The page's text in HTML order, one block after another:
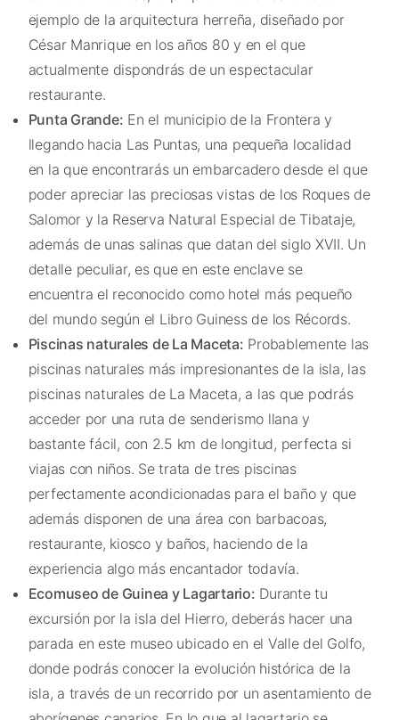
ejemplo de la arquitectura herreña, diseñado por
César Manrique en los años 80 y en el que
actualmente dispondrás de un espectacular
restaurante.
Punta Grande: En el municipio de la Frontera y
llegando hacia Las Puntas, una pequeña localidad
en la que encontrarás un embarcadero desde el que
poder apreciar las preciosas vistas de los Roques de
Salomor y la Reserva Natural Especial de Tibataje,
además de unas salinas que datan del siglo XVII. Un
detalle peculiar, es que en este enclave se
encuentra el reconocido como hotel más pequeño
del mundo según el Libro Guiness de los Récords.
Piscinas naturales de La Maceta: Probablemente las
piscinas naturales más impresionantes de la isla, las
piscinas naturales de La Maceta, a las que podrás
acceder por una ruta de senderismo llana y
bastante fácil, con 2.5 km de longitud, perfecta si
viajas con niños. Se trata de tres piscinas
perfectamente acondicionadas para el baño y que
además disponen de una área con barbacoas,
restaurante, kiosco y baños, haciendo de la
experiencia algo más encantador todavía.
Ecomuseo de Guinea y Lagartario: Durante tu
excursión por la isla del Hierro, deberás hacer una
parada en este museo ubicado en el Valle del Golfo,
donde podrás conocer la evolución histórica de la
isla, a través de un recorrido por un asentamiento de